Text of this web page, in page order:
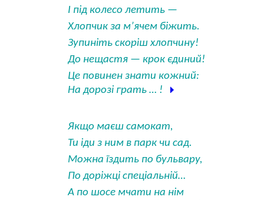
І під колесо летить —
Хлопчик за м’ячем біжить.
Зупиніть скоріш хлопчину!
До нещастя — крок єдиний!
Це повинен знати кожний:
На дорозі грать … !
Якщо маєш самокат,
Ти іди з ним в парк чи сад.
Можна їздить по бульвару,
По доріжці спеціальній…
А по шосе мчати на нім